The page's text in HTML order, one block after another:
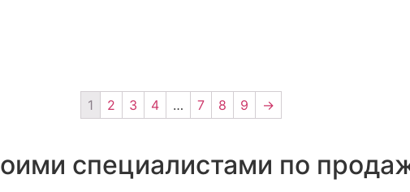
1 2 3 4 … 7 8 9 →
специалистами по